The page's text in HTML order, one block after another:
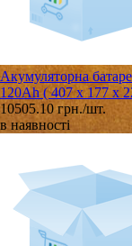
Акумуляторна
120Ah ( 407 x 177 x
10505.10 грн./шт.
в наявності